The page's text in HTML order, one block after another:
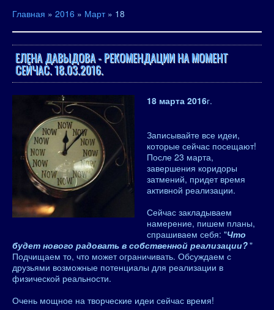
Главная » 2016 » Март » 18
ЕЛЕНА ДАВЫДОВА - РЕКОМЕНДАЦИИ НА МОМЕНТ
СЕЙЧАС. 18.03.2016.
18 марта 2016г.
Записывайте все идеи,
которые сейчас посещают!
После 23 марта,
завершения коридоры
затмений, придет время
активной реализации.
Сейчас закладываем
намерение, пишем планы,
спрашиваем себя: "Что
будет нового радовать в собственной реализации?"
Подчищаем то, что может ограничивать. Обсуждаем с
друзьями возможные потенциалы для реализации в
физической реальности.
Очень мощное на творческие идеи сейчас время!